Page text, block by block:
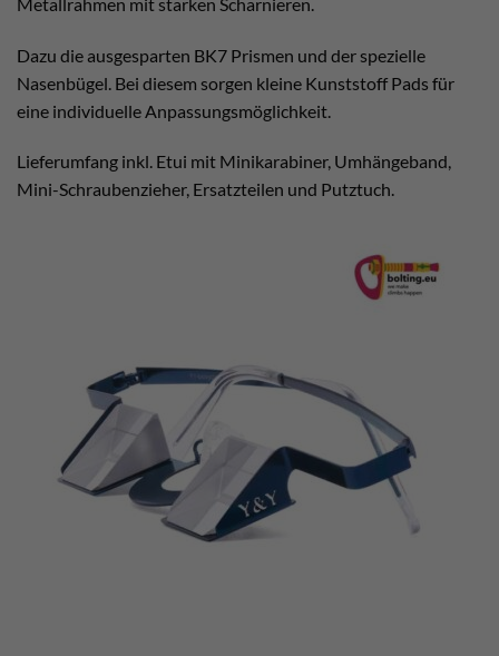
Dazu die ausgesparten BK7 Prismen und der spezielle
Nasenbügel. Bei diesem sorgen kleine Kunststoff Pads für
eine individuelle Anpassungsmöglichkeit.
Lieferumfang inkl. Etui mit Minikarabiner, Umhängeband,
Mini-Schraubenzieher, Ersatzteilen und Putztuch.